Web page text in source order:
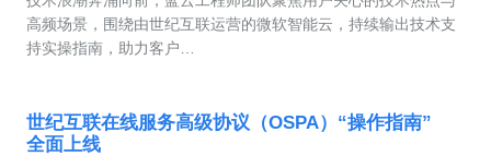
高频场景，围绕由世纪互联运营的微软智能云，持续输出技术支
持实操指南，助力客户…
世纪互联在线服务高级协议（OSPA）“操作指南”
全面上线